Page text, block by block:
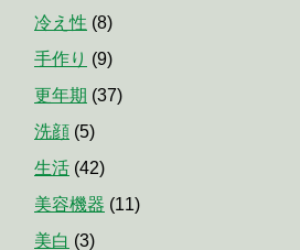
冷え性 (8)
手作り (9)
更年期 (37)
洗顔 (5)
生活 (42)
美容機器 (11)
美白 (3)